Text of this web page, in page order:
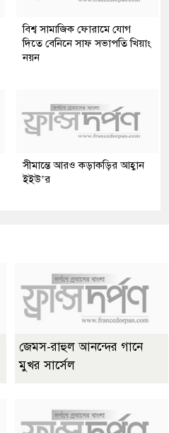
বিশ্ব সামাজিক ফোরামে যোগ
দিতে বেনিনে সাফ সভাপতি খিয়াং
নয়ন
সীমান্তে আরও কড়াকড়ির আহ্বান
ইইউ’র
জেমস-রাহুল আনন্দের গানে
মুখর সার্সেল